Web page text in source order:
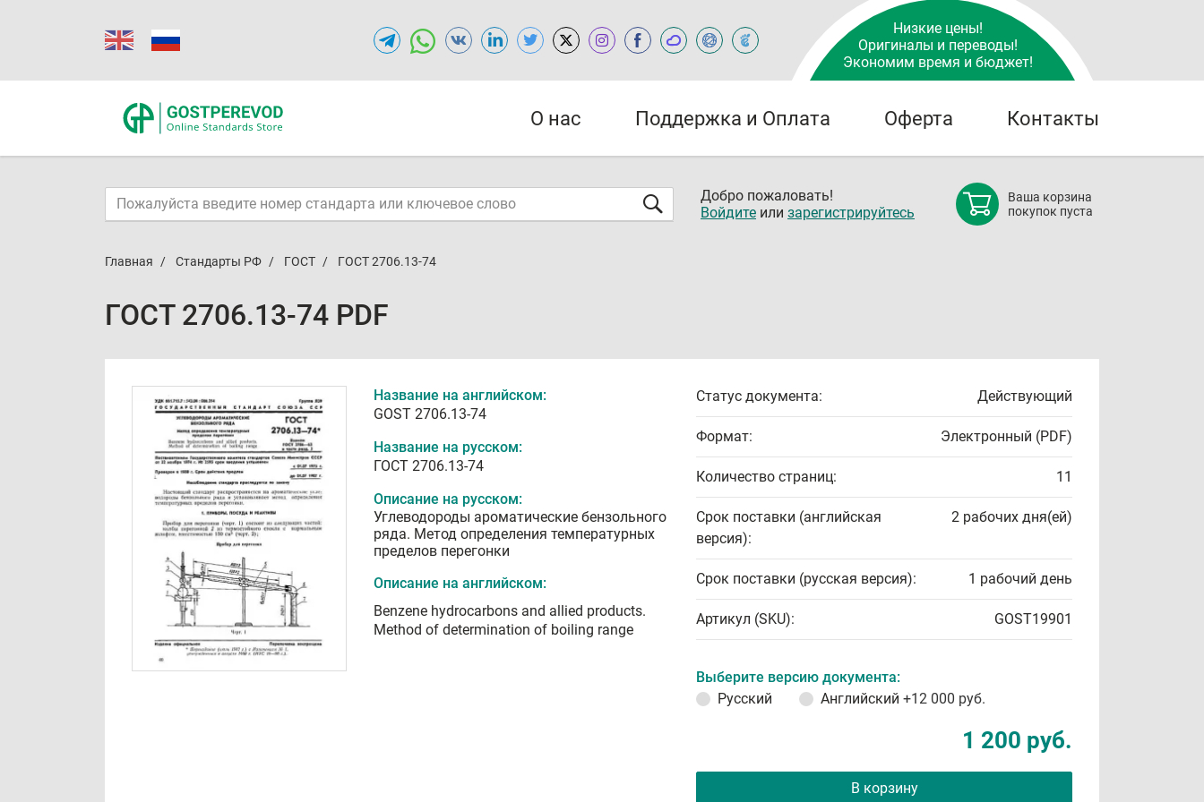
Низкие цены!
Оригиналы и переводы!
Экономим время и бюджет!
О нас Поддержка и Оплата Оферта Контакты
Добро пожаловать!
Войдите или зарегистрируйтесь
Ваша корзина
покупок пуста
Главная Стандарты РФ ГОСТ ГОСТ 2706.13-74
ГОСТ 2706.13-74 PDF
Название на английском:
GOST 2706.13-74
Название на русском:
ГОСТ 2706.13-74
Описание на русском:
Углеводороды ароматические бензольного
ряда. Метод определения температурных
пределов перегонки
Описание на английском:
Benzene hydrocarbons and allied products.
Method of determination of boiling range
Статус документа: Действующий
Формат: Электронный (PDF)
Количество страниц: 11
Срок поставки (английская
версия):
2 рабочих дня(ей)
Срок поставки (русская версия): 1 рабочий день
Артикул (SKU): GOST19901
Выберите версию документа:
Русский
Английский +12 000 руб.
1 200 руб.
В корзину